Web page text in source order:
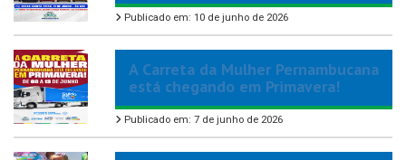
Publicado em: 10 de junho de 2026
A Carreta da Mulher Pernambucana
está chegando em Primavera!
Publicado em: 7 de junho de 2026